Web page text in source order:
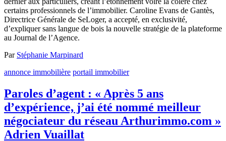
certains professionnels de l’immobilier. Caroline Evans de Gantès,
Directrice Générale de SeLoger, a accepté, en exclusivité,
d’expliquer sans langue de bois la nouvelle stratégie de la plateforme
au Journal de l’Agence.
Par Stéphanie Marpinard
annonce immobilière portail immobilier
Paroles d’agent : « Après 5 ans
d’expérience, j’ai été nommé meilleur
négociateur du réseau Arthurimmo.com »
Adrien Vuaillat